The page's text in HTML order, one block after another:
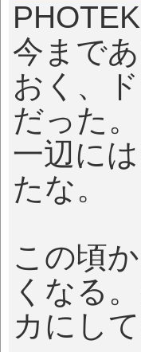
PHOTEK
今まで
おく、
だった。
一辺に
たな。
この頃
くなる
カにし